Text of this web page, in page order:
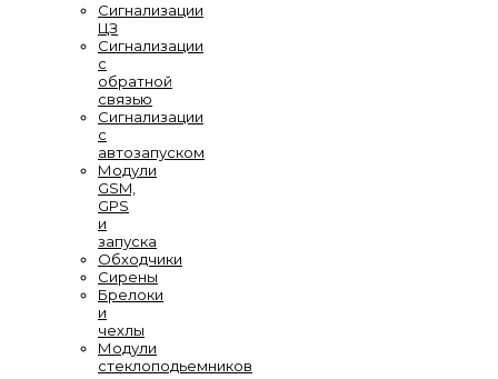
Сигнализации
ЦЗ
Сигнализации
с
обратной
связью
Сигнализации
с
автозапуском
Модули
GSM,
GPS
и
запуска
Обходчики
Сирены
Брелоки
и
чехлы
Модули
стеклоподьемников